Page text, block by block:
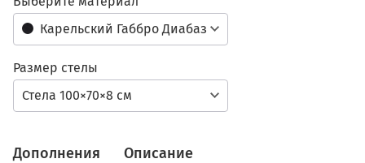
Карельский Габбро Диабаз
Стела 100×70×8 см
Размер стелы
Дополнения Описание